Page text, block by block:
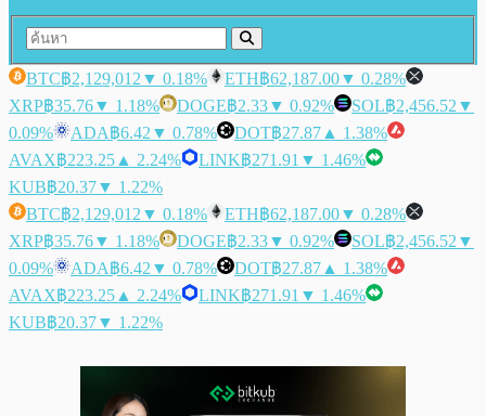
BTC฿2,129,012 ▼ 0.18% ETH฿62,187.00▼ 0.28%
XRP฿35.76▼ 1.18% DOGE฿2.33▼ 0.92% SOL฿2,456.52 ▼
0.09%
ADA฿6.42 ▼ 0.78% DOT฿27.87 ▲ 1.38%
AVAX฿223.25 ▲ 2.24% LINK฿271.91 ▼ 1.46%
KUB฿20.37▼ 1.22%
BTC฿2,129,012 ▼ 0.18% ETH฿62,187.00▼ 0.28%
XRP฿35.76▼ 1.18% DOGE฿2.33▼ 0.92% SOL฿2,456.52 ▼
0.09%
ADA฿6.42 ▼ 0.78% DOT฿27.87 ▲ 1.38%
AVAX฿223.25 ▲ 2.24% LINK฿271.91 ▼ 1.46%
KUB฿20.37▼ 1.22%